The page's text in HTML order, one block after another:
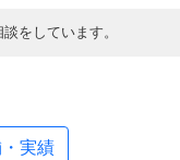
をしています。
実績